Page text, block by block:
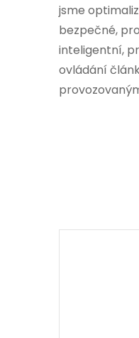
jsme
bezpečné,
inteligentní,
ovládání